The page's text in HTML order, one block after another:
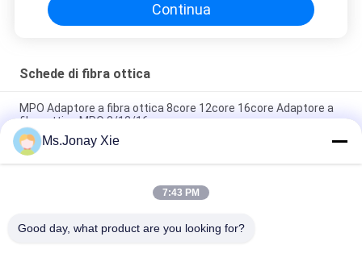
Continua
Schede di fibra ottica
MPO Adaptore a fibra ottica 8core 12core 16core Adaptore a
fibra ottica MPO 8/12/16core
Adattatore in Fibra Ottica LC/UPC a LC/APC Monomodale
Simplex LC/APC-LC/UPC Adattatore in Fibra Ottica SM SX
Metallo FC Adaptore a fibra nuda 60μm 80μm 126μm 130μm
Ms.Jonay Xie
7:43 PM
Good day, what product are you looking for?